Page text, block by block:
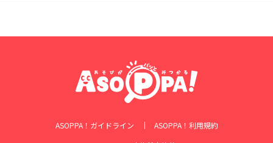
ASOPPA！ガイドライン
ASOPPA！利用規約